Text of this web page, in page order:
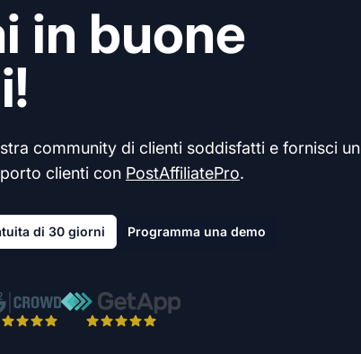
in buone
community di clienti soddisfatti e fornisci un
clienti con PostAffiliatePro.
di 30 giorni Programma una demo